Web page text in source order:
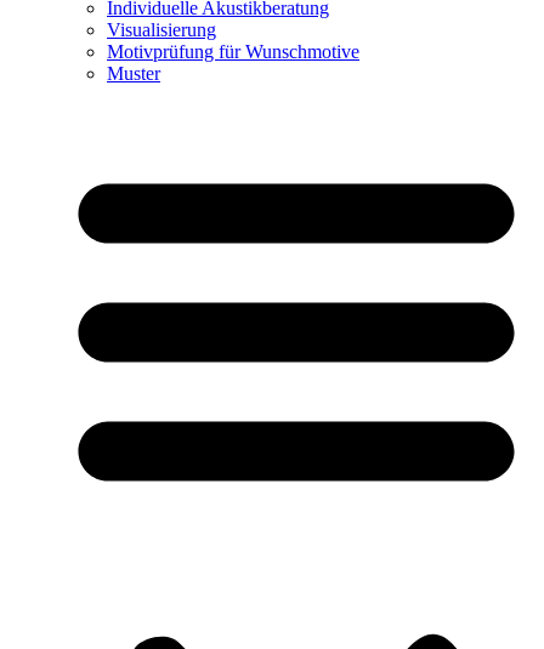
Individuelle Akustikberatung
Visualisierung
Motivprüfung für Wunschmotive
Muster